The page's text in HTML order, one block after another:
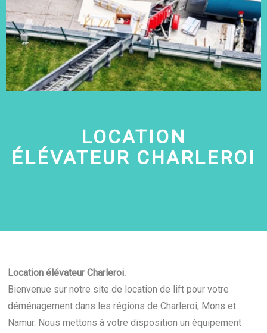
LOCATION
ÉLÉVATEUR CHARLEROI
Location élévateur Charleroi.
Bienvenue sur notre site de location de lift pour votre
déménagement dans les régions de Charleroi, Mons et
Namur. Nous mettons à votre disposition un équipement